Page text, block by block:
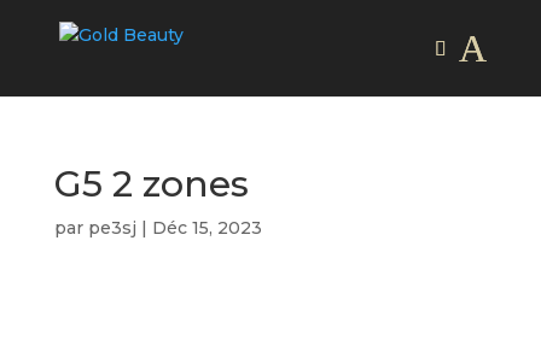
G5 2 zones
par pe3sj | Déc 15, 2023